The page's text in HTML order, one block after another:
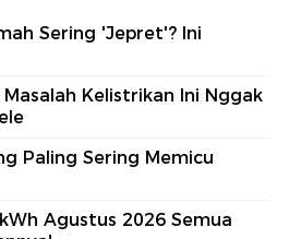
Sering 'Jepret'? Ini
Kelistrikan Ini Nggak
Paling Sering Memicu
Agustus 2026 Semua